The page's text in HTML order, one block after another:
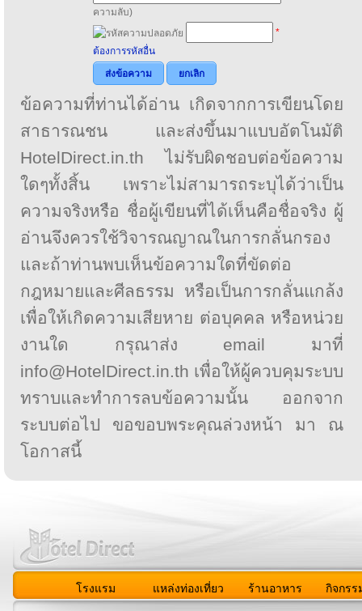
ความลับ)
*
ต้องการรหัสอื่น
ส่งข้อความ
ยกเลิก
ข้อความที่ท่านได้อ่าน เกิดจากการเขียนโดย
สาธารณชน และส่งขึ้นมาแบบอัตโนมัติ
HotelDirect.in.th ไม่รับผิดชอบต่อข้อความ
ใดๆทั้งสิ้น เพราะไม่สามารถระบุได้ว่าเป็น
ความจริงหรือ ชื่อผู้เขียนที่ได้เห็นคือชื่อจริง ผู้
อ่านจึงควรใช้วิจารณญาณในการกลั่นกรอง
และถ้าท่านพบเห็นข้อความใดที่ขัดต่อ
กฎหมายและศีลธรรม หรือเป็นการกลั่นแกล้ง
เพื่อให้เกิดความเสียหาย ต่อบุคคล หรือหน่วย
งานใด กรุณาส่ง email มาที่
info@HotelDirect.in.th เพื่อให้ผู้ควบคุมระบบ
ทราบและทำการลบข้อความนั้น ออกจาก
ระบบต่อไป ขอขอบพระคุณล่วงหน้า มา ณ
โอกาสนี้
โรงแรม แหล่งท่องเที่ยว ร้านอาหาร กิจกรร